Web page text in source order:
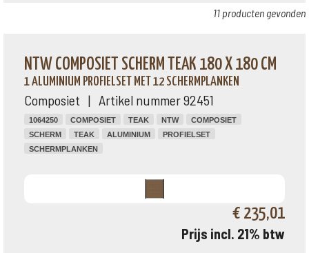
11 producten gevonden
NTW COMPOSIET SCHERM TEAK 180 X 180 CM
1 ALUMINIUM PROFIELSET MET 12 SCHERMPLANKEN
Composiet | Artikel nummer 92451
1064250 COMPOSIET TEAK NTW
COMPOSIET
SCHERM
TEAK ALUMINIUM
PROFIELSET
SCHERMPLANKEN
€ 235,01
Prijs incl. 21% btw